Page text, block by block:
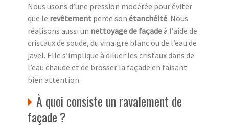
Nous usons d’une pression modérée pour éviter
que le revêtement perde son étanchéité. Nous
réalisons aussi un nettoyage de façadeà l’aide de
cristaux de soude, du vinaigre blanc ou de l’eau de
javel. Elle s’implique à diluer les cristaux dans de
l’eau chaude et de brosser la façade en faisant
bien attention.
À quoi consiste un ravalement de
façade ?